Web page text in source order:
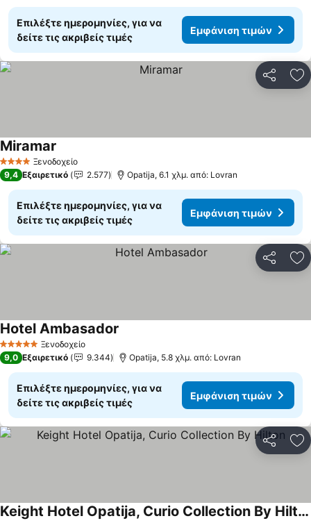
Επιλέξτε ημερομηνίες, για να
δείτε τις ακριβείς τιμές
Εμφάνιση τιμών
4 ΑστέριαΞενοδοχείο
Miramar
9,4 Εξαιρετικό 2.577 Opatija, 6.1 χλμ. από: Lovran
Επιλέξτε ημερομηνίες, για να
δείτε τις ακριβείς τιμές
Εμφάνιση τιμών
5 Αστέρια Ξενοδοχείο
Hotel Ambasador
9,0 Εξαιρετικό 9.344 Opatija, 5.8 χλμ. από: Lovran
Επιλέξτε ημερομηνίες, για να
δείτε τις ακριβείς τιμές
Εμφάνιση τιμών
Keight Hotel Opatija, Curio Collection By Hilton